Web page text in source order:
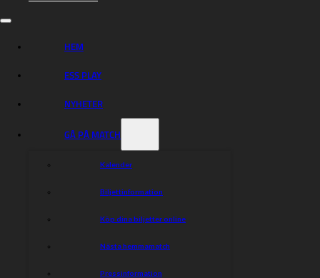
HEM
ESS PLAY
NYHETER
GÅ PÅ MATCH
Kalender
Biljettinformation
Köp dina biljetter online
Nästa hemmamatch
Pressinformation